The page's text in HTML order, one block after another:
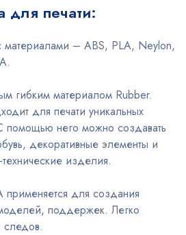
для печати:
материалами – ABS, PLA, Neylon,
гибким материалом Rubber.
для печати уникальных
него можно создавать
декоративные элементы и
изделия.
для создания
поддержек. Легко
следов.